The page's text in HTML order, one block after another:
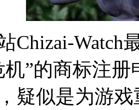
Chizai-Watch
机”的商标注
疑似是为游